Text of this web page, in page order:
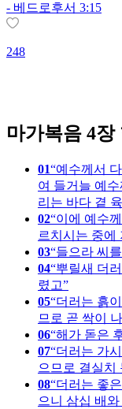
- 베드로후서 3:15
248
마가복음 4장
01 예수께서
여 들거늘 예
리는 바다 곁
02 이에 예수
르치시는 중에
03 들으라 씨
04 뿌릴새 더
렸고
05 더러는 흙
므로 곧 싹이
06 해가 돋은
07 더러는 가
으므로 결실치
08 더러는 좋
으니 삼십 배